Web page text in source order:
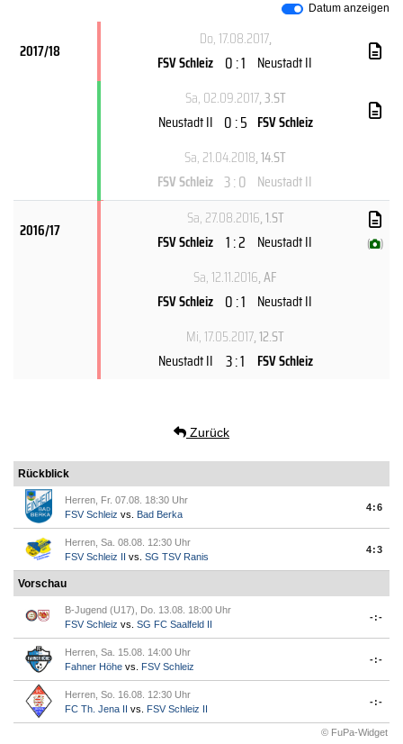
Datum anzeigen
2017/18
Do, 17.08.2017,
FSV Schleiz 0 : 1 Neustadt II
Sa, 02.09.2017, 3.ST
Neustadt II 0 : 5 FSV Schleiz
Sa, 21.04.2018, 14.ST
FSV Schleiz 3 : 0 Neustadt II
2016/17
Sa, 27.08.2016, 1.ST
FSV Schleiz 1 : 2 Neustadt II ( )
Sa, 12.11.2016, AF
FSV Schleiz 0 : 1 Neustadt II
Mi, 17.05.2017, 12.ST
Neustadt II 3 : 1 FSV Schleiz
Zurück
Rückblick
Herren, Fr. 07.08. 18:30 Uhr
FSV Schleiz vs. Bad Berka
4:6
Herren, Sa. 08.08. 12:30 Uhr
FSV Schleiz II vs. SG TSV Ranis
4:3
Vorschau
B-Jugend (U17), Do. 13.08. 18:00 Uhr
FSV Schleiz vs. SG FC Saalfeld II
-:-
Herren, Sa. 15.08. 14:00 Uhr
Fahner Höhe vs. FSV Schleiz
-:-
Herren, So. 16.08. 12:30 Uhr
FC Th. Jena II vs. FSV Schleiz II
-:-
© FuPa-Widget